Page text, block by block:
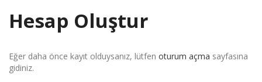
Hesap Oluştur
Eğer daha önce kayıt olduysanız, lütfen oturum açma sayfasına
gidiniz.